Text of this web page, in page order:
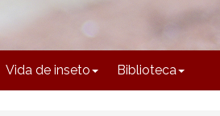
Vida de inseto Biblioteca